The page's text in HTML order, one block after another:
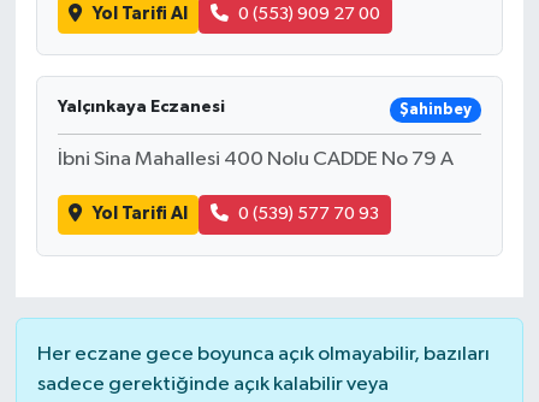
Yol Tarifi Al 0 (553) 909 27 00
Yalçınkaya Eczanesi Şahinbey
İbni Sina Mahallesi 400 Nolu CADDE No 79 A
Yol Tarifi Al 0 (539) 577 70 93
Her eczane gece boyunca açık olmayabilir, bazıları
sadece gerektiğinde açık kalabilir veya